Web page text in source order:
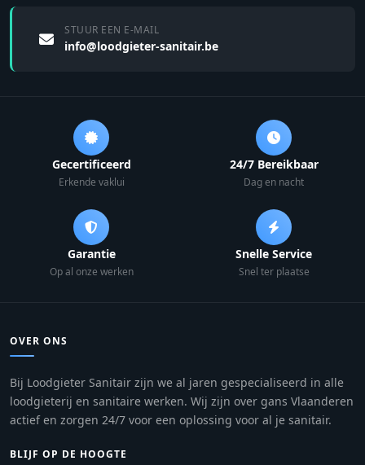
STUUR EEN E-MAIL
info@loodgieter-sanitair.be
Gecertificeerd
Erkende vaklui
24/7 Bereikbaar
Dag en nacht
Garantie
Op al onze werken
Snelle Service
Snel ter plaatse
OVER ONS
Bij Loodgieter Sanitair zijn we al jaren gespecialiseerd in alle
loodgieterij en sanitaire werken. Wij zijn over gans Vlaanderen
actief en zorgen 24/7 voor een oplossing voor al je sanitair.
BLIJF OP DE HOOGTE